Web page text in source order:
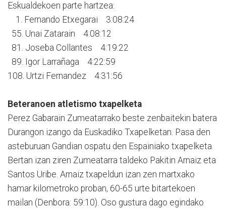
Eskualdekoen parte hartzea:
1. Fernando Etxegarai 3:08:24
55. Unai Zatarain 4:08:12
81. Joseba Collantes 4:19:22
89. Igor Larrañaga 4:22:59
108. Urtzi Fernandez 4:31:56
Beteranoen atletismo txapelketa
Perez Gabarain Zumeatarrako beste zenbaitekin batera
Durangon izango da Euskadiko Txapelketan. Pasa den
asteburuan Gandian ospatu den Espainiako txapelketa.
Bertan izan ziren Zumeatarra taldeko Pakitin Arnaiz eta
Santos Uribe. Arnaiz txapeldun izan zen martxako
hamar kilometroko proban, 60-65 urte bitartekoen
mailan (Denbora: 59:10). Oso gustura dago egindako